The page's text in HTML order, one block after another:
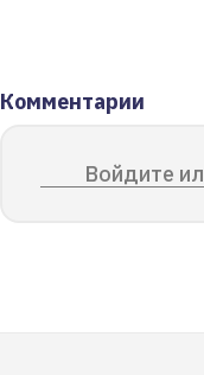
Комментарии
Войдите